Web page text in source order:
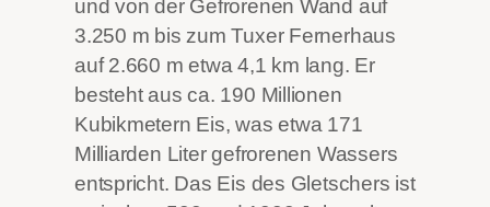
und von der Gefrorenen Wand auf
3.250 m bis zum Tuxer Fernerhaus
auf 2.660 m etwa 4,1 km lang. Er
besteht aus ca. 190 Millionen
Kubikmetern Eis, was etwa 171
Milliarden Liter gefrorenen Wassers
entspricht. Das Eis des Gletschers ist